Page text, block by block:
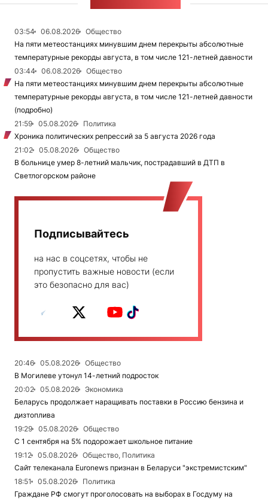
03:54 06.08.2026
Общество
На пяти метеостанциях минувшим днем перекрыты абсолютные
температурные рекорды августа, в том числе 121-летней давности
03:44
06.08.2026
Общество
На пяти метеостанциях минувшим днем перекрыты абсолютные
температурные рекорды августа, в том числе 121-летней давности
(подробно)
21:59
05.08.2026
Политика
Хроника политических репрессий за 5 августа 2026 года
21:02
05.08.2026
Общество
В больнице умер 8-летний мальчик, пострадавший в ДТП в
Светлогорском районе
Подписывайтесь
на нас в соцсетях, чтобы не
пропустить важные новости (если
это безопасно для вас)
20:46 05.08.2026
Общество
В Могилеве утонул 14-летний подросток
20:02
05.08.2026
Экономика
Беларусь продолжает наращивать поставки в Россию бензина и
дизтоплива
19:29
05.08.2026
Общество
С 1 сентября на 5% подорожает школьное питание
19:12
05.08.2026
Общество, Политика
Сайт телеканала Euronews признан в Беларуси "экстремистским"
18:51
05.08.2026
Политика
Граждане РФ смогут проголосовать на выборах в Госдуму на